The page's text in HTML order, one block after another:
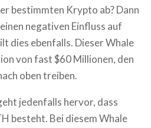
bestimmten Krypto ab? Dann
negativen Einfluss auf
dies ebenfalls. Dieser Whale
von fast $60 Millionen, den
oben treiben.
jedenfalls hervor, dass
besteht. Bei diesem Whale